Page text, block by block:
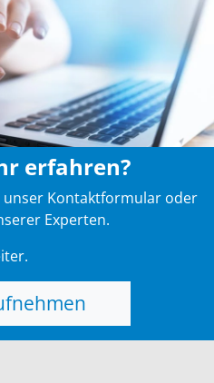
erfahren?
unser Kontaktformular oder
Experten.